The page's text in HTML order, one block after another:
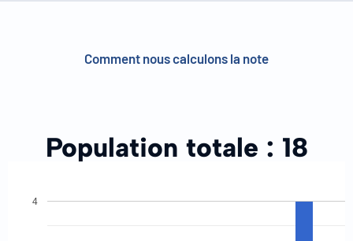
Comment nous calculons la note
Population totale : 18
4